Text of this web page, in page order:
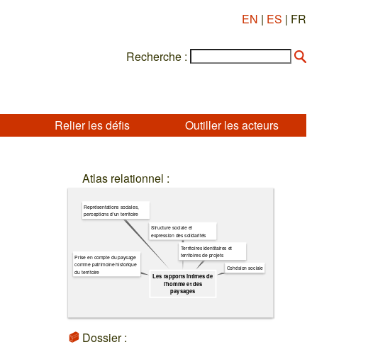
EN | ES | FR
Recherche :
Relier les défis Outiller les acteurs
Atlas relationnel :
Les rapports intimes de
l’homme et des
paysages
Cohésion sociale
Territoires identitaires et
territoires de projets
Structure sociale et
expression des solidarités
Représentations sociales,
perceptions d’un territoire
Prise en compte du paysage
comme patrimoine historique
du territoire
Dossier :